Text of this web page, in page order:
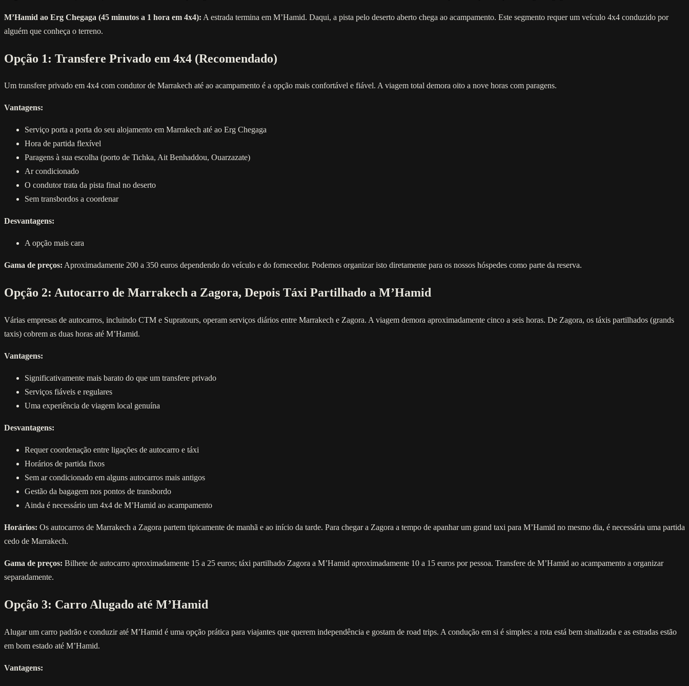
M’Hamid ao Erg Chegaga (45 minutos a 1 hora em 4x4): A estrada termina em M’Hamid. Daqui, a pista pelo deserto aberto chega ao acampamento. Este segmento requer um veículo 4x4 conduzido por
alguém que conheça o terreno.
Opção 1: Transfere Privado em 4x4 (Recomendado)
Um transfere privado em 4x4 com condutor de Marrakech até ao acampamento é a opção mais confortável e fiável. A viagem total demora oito a nove horas com paragens.
Vantagens:
Serviço porta a porta do seu alojamento em Marrakech até ao Erg Chegaga
Hora de partida flexível
Paragens à sua escolha (porto de Tichka, Ait Benhaddou, Ouarzazate)
Ar condicionado
O condutor trata da pista final no deserto
Sem transbordos a coordenar
Desvantagens:
A opção mais cara
Gama de preços: Aproximadamente 200 a 350 euros dependendo do veículo e do fornecedor. Podemos organizar isto diretamente para os nossos hóspedes como parte da reserva.
Opção 2: Autocarro de Marrakech a Zagora, Depois Táxi Partilhado a M’Hamid
Várias empresas de autocarros, incluindo CTM e Supratours, operam serviços diários entre Marrakech e Zagora. A viagem demora aproximadamente cinco a seis horas. De Zagora, os táxis partilhados (grands
taxis) cobrem as duas horas até M’Hamid.
Vantagens:
Significativamente mais barato do que um transfere privado
Serviços fiáveis e regulares
Uma experiência de viagem local genuína
Desvantagens:
Requer coordenação entre ligações de autocarro e táxi
Horários de partida fixos
Sem ar condicionado em alguns autocarros mais antigos
Gestão da bagagem nos pontos de transbordo
Ainda é necessário um 4x4 de M’Hamid ao acampamento
Horários: Os autocarros de Marrakech a Zagora partem tipicamente de manhã e ao início da tarde. Para chegar a Zagora a tempo de apanhar um grand taxi para M’Hamid no mesmo dia, é necessária uma partida
cedo de Marrakech.
Gama de preços: Bilhete de autocarro aproximadamente 15 a 25 euros; táxi partilhado Zagora a M’Hamid aproximadamente 10 a 15 euros por pessoa. Transfere de M’Hamid ao acampamento a organizar
separadamente.
Opção 3: Carro Alugado até M’Hamid
Alugar um carro padrão e conduzir até M’Hamid é uma opção prática para viajantes que querem independência e gostam de road trips. A condução em si é simples: a rota está bem sinalizada e as estradas estão
em bom estado até M’Hamid.
Vantagens: